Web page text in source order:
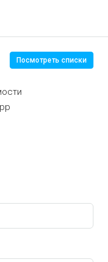
Посмотреть списки